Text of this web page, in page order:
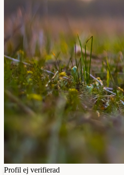
Profil ej verifierad